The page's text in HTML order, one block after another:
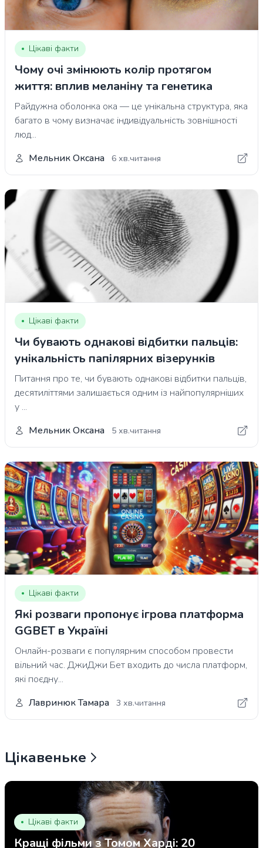
Цікаві факти
Чому очі змінюють колір протягом
життя: вплив меланіну та генетика
Райдужна оболонка ока — це унікальна структура, яка
багато в чому визначає індивідуальність зовнішності
люд...
Мельник Оксана
6 хв.читання
Цікаві факти
Чи бувають однакові відбитки пальців:
унікальність папілярних візерунків
Питання про те, чи бувають однакові відбитки пальців,
десятиліттями залишається одним із найпопулярніших
у ...
Мельник Оксана
5 хв.читання
Цікаві факти
Які розваги пропонує ігрова платформа
GGBET в Україні
Онлайн-розваги є популярним способом провести
вільний час. ДжиДжи Бет входить до числа платформ,
які поєдну...
Лавринюк Тамара
3 хв.читання
Цікавеньке
Цікаві факти
Кращі фільми з Томом Харді: 20